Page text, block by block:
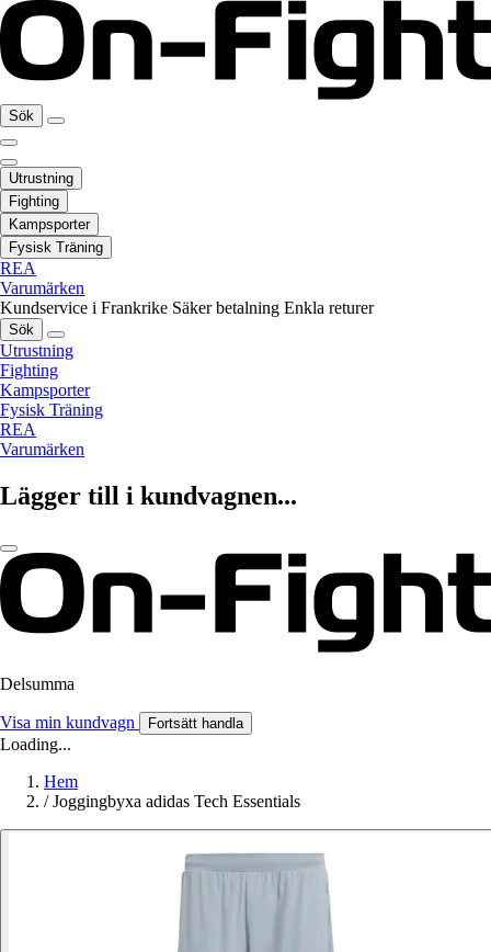
Sök
Utrustning
Fighting
Kampsporter
Fysisk Träning
REA
Varumärken
Kundservice i Frankrike Säker betalning Enkla returer
Sök
Utrustning
Fighting
Kampsporter
Fysisk Träning
REA
Varumärken
Lägger till i kundvagnen...
Delsumma
Visa min kundvagn Fortsätt handla
Loading...
Hem
/ Joggingbyxa adidas Tech Essentials